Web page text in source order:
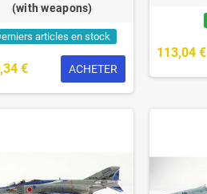
(with weapons)
articles en stock
€ ACHETER
113,04 €